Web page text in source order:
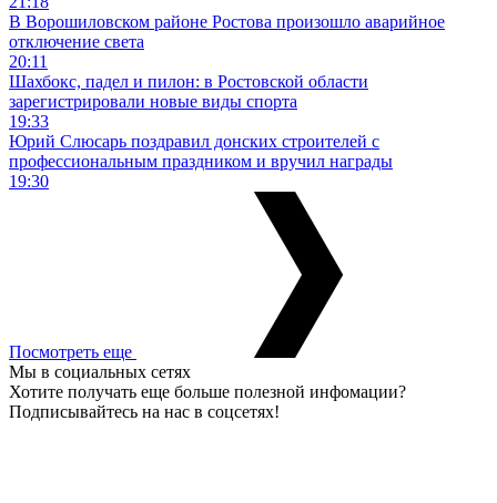
В Ворошиловском районе Ростова произошло аварийное
отключение света
20:11
Шахбокс, падел и пилон: в Ростовской области
зарегистрировали новые виды спорта
19:33
Юрий Слюсарь поздравил донских строителей с
профессиональным праздником и вручил награды
19:30
Посмотреть еще
Мы в социальных сетях
Хотите получать еще больше полезной инфомации?
Подписывайтесь на нас в соцсетях!